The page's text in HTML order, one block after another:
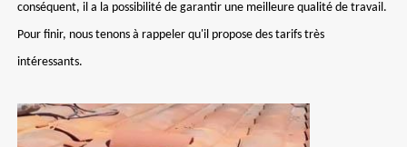
conséquent, il a la possibilité de garantir une meilleure qualité de travail.
Pour finir, nous tenons à rappeler qu'il propose des tarifs très
intéressants.